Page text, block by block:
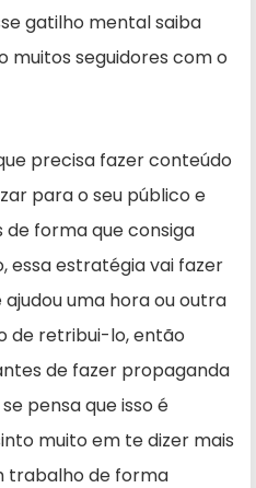
gatilho mental saiba
muitos seguidores com o
precisa fazer conteúdo
para o seu público e
forma que consiga
essa estratégia vai fazer
uma hora ou outra
de retribui-lo, então
de fazer propaganda
pensa que isso é
muito em te dizer mais
trabalho de forma